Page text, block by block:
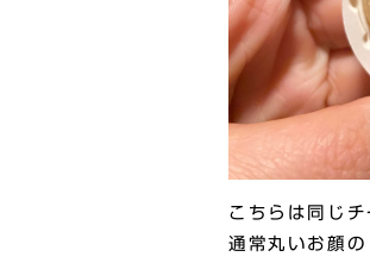
こちらは同じ
通常丸いお顔